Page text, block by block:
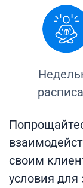
своим
условия для